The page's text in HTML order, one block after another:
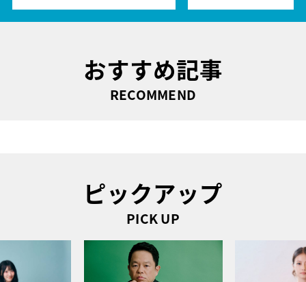
おすすめ記事
RECOMMEND
ピックアップ
PICK UP